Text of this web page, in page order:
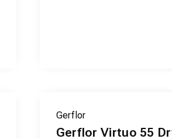
Gerflor
Gerflor Virtuo 55